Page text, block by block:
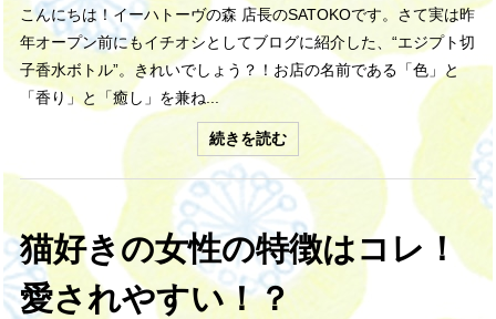
こんにちは！イーハトーヴの森 店長のSATOKOです。さて実は昨
年オープン前にもイチオシとしてブログに紹介した、“エジプト切
子香水ボトル”。きれいでしょう？！お店の名前である「色」と
「香り」と「癒し」を兼ね...
続きを読む
猫好きの女性の特徴はコレ！
愛されやすい！？